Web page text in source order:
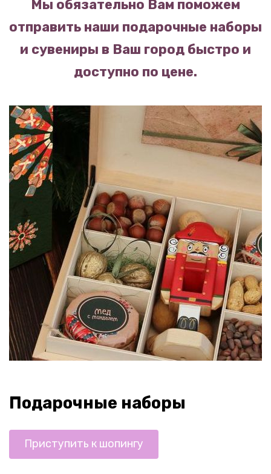
Мы обязательно Вам поможем
отправить наши подарочные наборы
и сувениры в Ваш город быстро и
доступно по цене.
Подарочные наборы
Приступить к шопингу